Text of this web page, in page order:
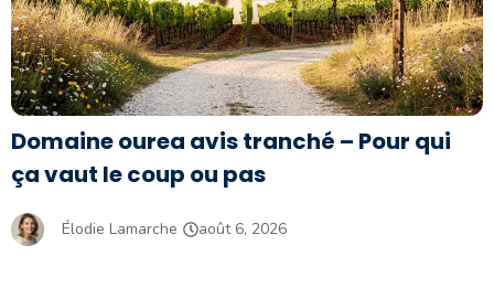
Domaine ourea avis tranché – Pour qui
ça vaut le coup ou pas
Élodie Lamarche août 6, 2026